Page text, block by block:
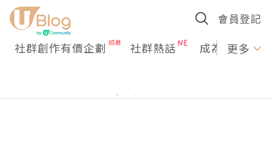
會員登記
社群創作有價企劃 社群熱話 成為U更多